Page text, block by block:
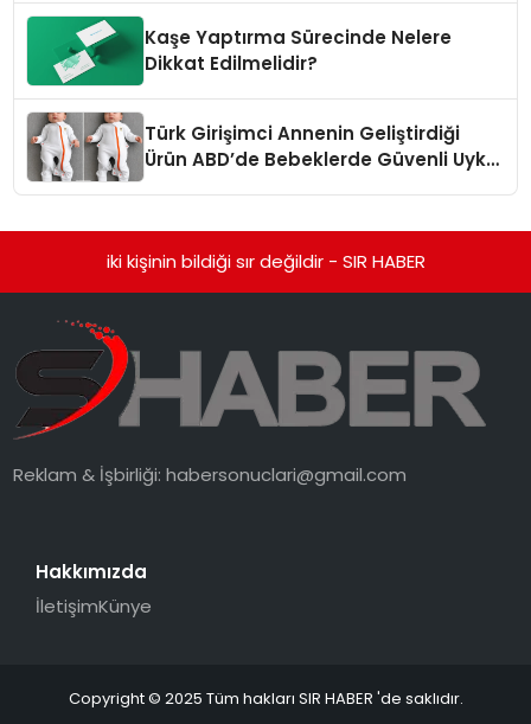
Kaşe Yaptırma Sürecinde Nelere
Dikkat Edilmelidir?
Türk Girişimci Annenin Geliştirdiği
Ürün ABD’de Bebeklerde Güvenli Uyku
iki kişinin bildiği sır değildir - SIR HABER
Reklam & İşbirliği:habersonuclari@gmail.com
Hakkımızda
İletişimKünye
Copyright © 2025 Tüm hakları SIR HABER 'de saklıdır.